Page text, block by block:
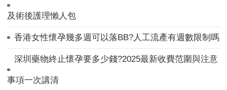
及術後護理懶人包
香港女性懷孕幾多週可以落BB?人工流產有週數限制嗎
深圳藥物終止懷孕要多少錢?2025最新收費范圍與注意
事項一次講清